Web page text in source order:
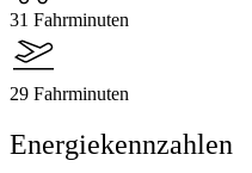
31 Fahrminuten
29 Fahrminuten
Energiekennzahlen